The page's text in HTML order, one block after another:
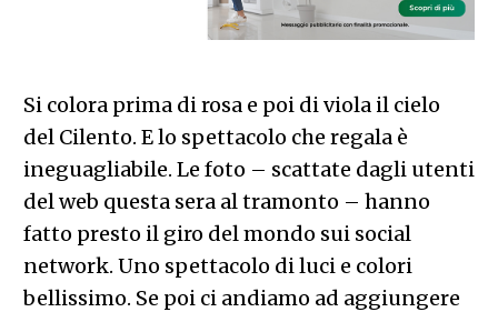
Si colora prima di rosa e poi di viola il cielo
del Cilento. E lo spettacolo che regala è
ineguagliabile. Le foto – scattate dagli utenti
del web questa sera al tramonto – hanno
fatto presto il giro del mondo sui social
network. Uno spettacolo di luci e colori
bellissimo. Se poi ci andiamo ad aggiungere